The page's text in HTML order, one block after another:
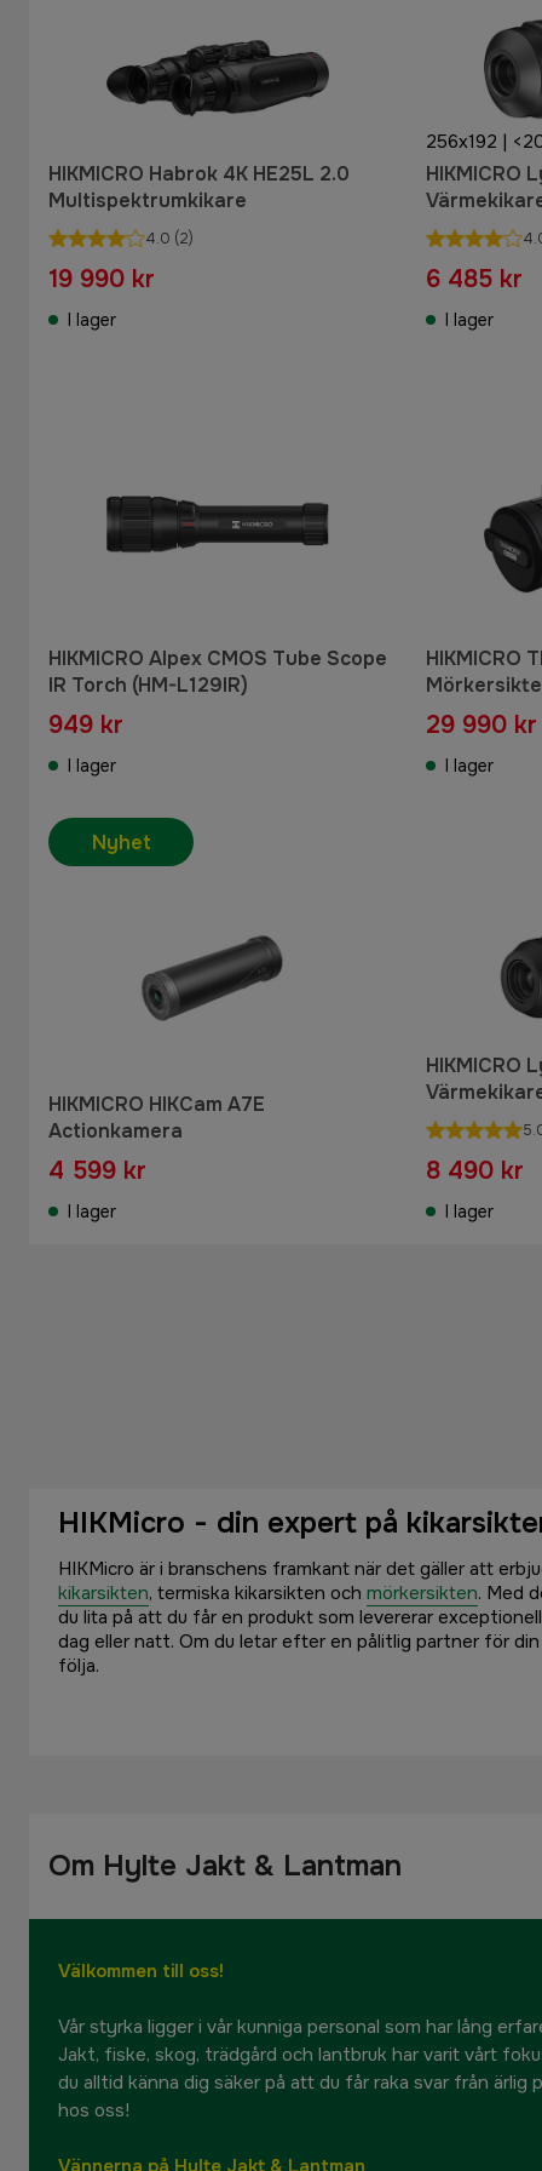
HIKMICRO Habrok 4K HE25L 2.0
Multispektrumkikare
4.0 (2)
19 990 kr
I lager
256x192 |
HIKMICRO
6 485 kr
I lager
HIKMICRO Alpex CMOS Tube Scope
IR Torch (HM-L129IR)
949 kr
I lager
HIKMICRO
29 990 kr
I lager
HIKMICRO HIKCam A7E
Actionkamera
4 599 kr
I lager
Nyhet
HIKMICRO
8 490 kr
I lager
HIKMicro - din expert på
HIKMicro är i branschens framkant när det gäller att
kikarsikten, termiska kikarsikten och mörkersikten. Med
du lita på att du får en produkt som levererar
dag eller natt. Om du letar efter en pålitlig partner för
följa.
Om Hylte Jakt & Lantman
Välkommen till oss!
Vår styrka ligger i vår kunniga personal som har lång
Jakt, fiske, skog, trädgård och lantbruk har varit vårt
du alltid känna dig säker på att du får raka svar från ärlig
hos oss!